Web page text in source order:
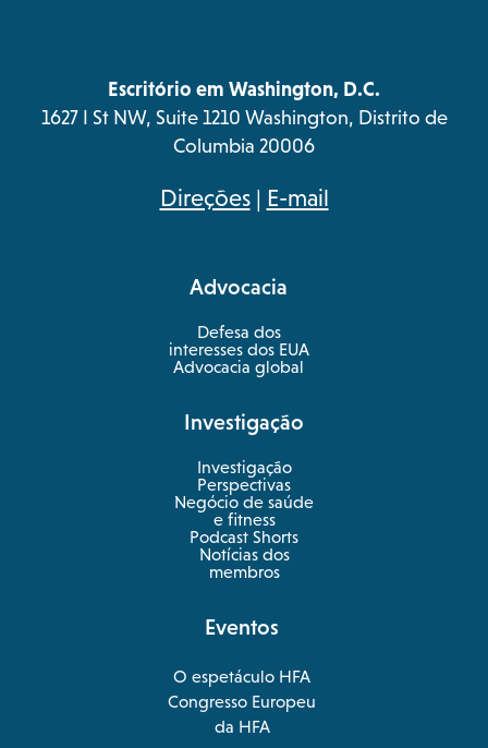
Escritório em Washington, D.C.
1627 I St NW, Suite 1210 Washington, Distrito de
Columbia 20006
Direçõesopens
new
tab
| E-mail
Advocacia
Defesa dos
interesses dos EUA
Advocacia global
Investigação
Investigação
Perspectivas
Negócio de saúde
e fitness
opens
in
a
new
Podcast Shorts
Notícias dos
membros
Eventos
O espetáculo HFA
opens
in
a
Congresso Europeu
da HFA
opens